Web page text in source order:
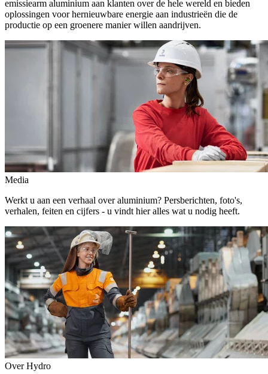
emissiearm aluminium aan klanten over de hele wereld en bieden
oplossingen voor hernieuwbare energie aan industrieën die de
productie op een groenere manier willen aandrijven.
Media
Werkt u aan een verhaal over aluminium? Persberichten, foto's,
verhalen, feiten en cijfers - u vindt hier alles wat u nodig heeft.
Over Hydro